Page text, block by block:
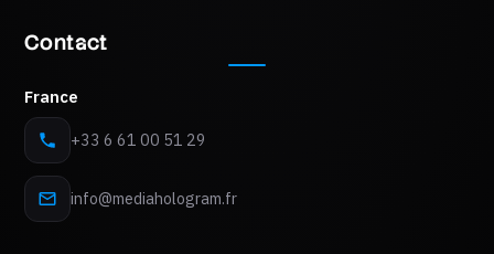
Contact
France
+33 6 61 00 51 29
info@mediahologram.fr